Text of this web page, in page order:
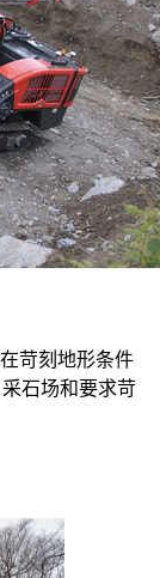
苛刻地形条件
石场和要求苛